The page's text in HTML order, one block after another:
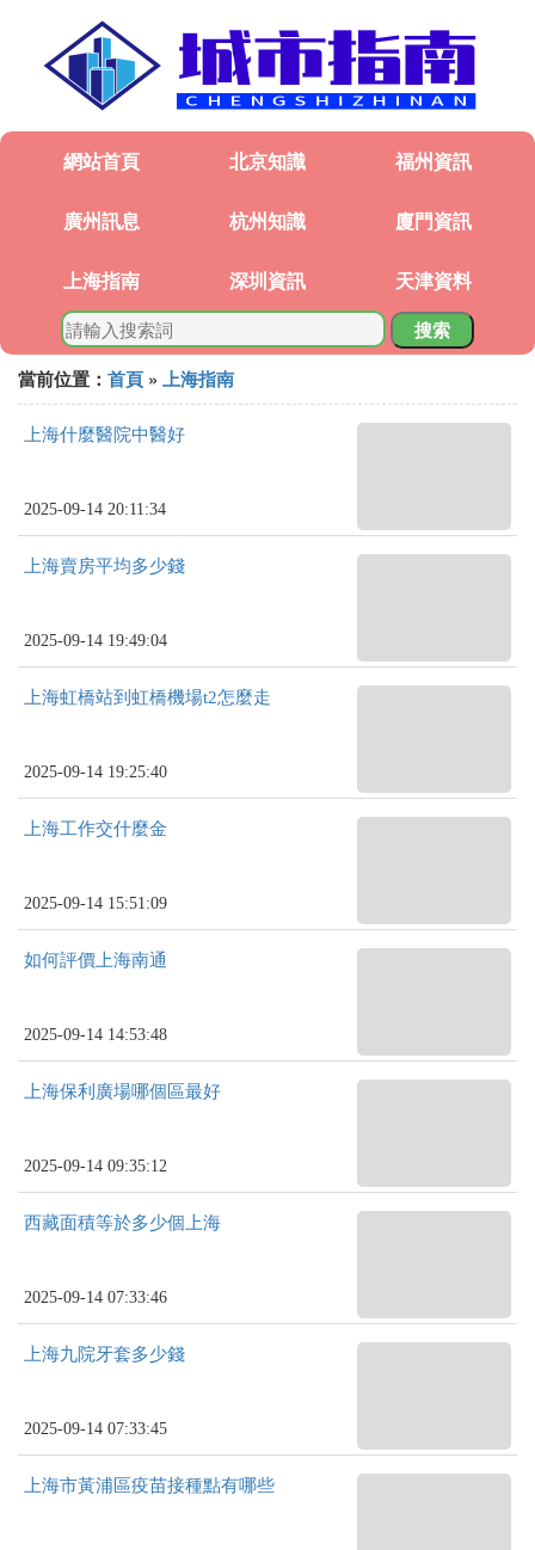
網站首頁 北京知識 福州資訊
廣州訊息 杭州知識 廈門資訊
上海指南 深圳資訊 天津資料
搜索
當前位置： 首頁 » 上海指南
上海什麼醫院中醫好
2025-09-14 20:11:34
上海賣房平均多少錢
2025-09-14 19:49:04
上海虹橋站到虹橋機場t2怎麼走
2025-09-14 19:25:40
上海工作交什麼金
2025-09-14 15:51:09
如何評價上海南通
2025-09-14 14:53:48
上海保利廣場哪個區最好
2025-09-14 09:35:12
西藏面積等於多少個上海
2025-09-14 07:33:46
上海九院牙套多少錢
2025-09-14 07:33:45
上海市黃浦區疫苗接種點有哪些